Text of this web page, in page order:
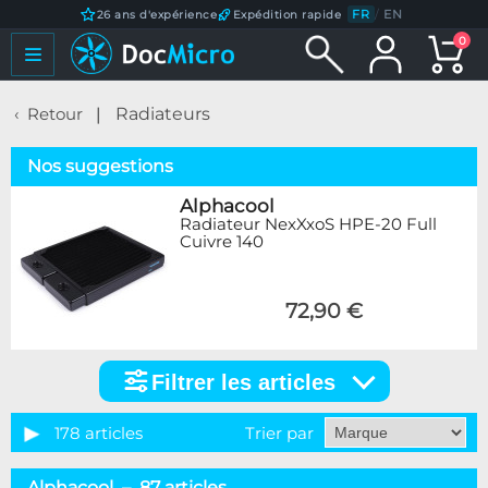
26 ans d'expérience Expédition rapide FR / EN
0
Retour Radiateurs
Nos suggestions
Alphacool
Radiateur NexXxoS HPE-20 Full
Cuivre 140
72,90 €
articles
Catégorie
Filtrer les articles
178 articles Trier par